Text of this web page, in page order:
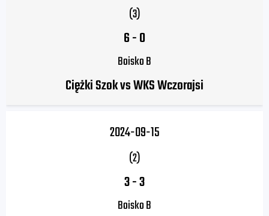
(3)
6-0
Boisko B
Ciężki Szok vs WKS Wczorajsi
2024-09-15
(2)
3-3
Boisko B